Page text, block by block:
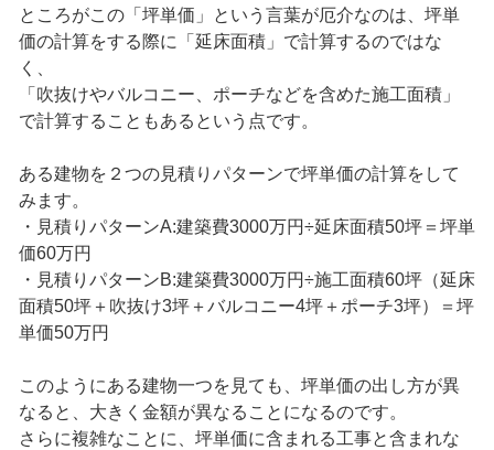
ところがこの「坪単価」という言葉が厄介なのは、坪単
価の計算をする際に「延床面積」で計算するのではな
く、
「吹抜けやバルコニー、ポーチなどを含めた施工面積」
で計算することもあるという点です。
ある建物を２つの見積りパターンで坪単価の計算をして
みます。
・見積りパターンA:建築費3000万円÷延床面積50坪＝坪単
価60万円
・見積りパターンB:建築費3000万円÷施工面積60坪（延床
面積50坪＋吹抜け3坪＋バルコニー4坪＋ポーチ3坪）＝坪
単価50万円
このようにある建物一つを見ても、坪単価の出し方が異
なると、大きく金額が異なることになるのです。
さらに複雑なことに、坪単価に含まれる工事と含まれな